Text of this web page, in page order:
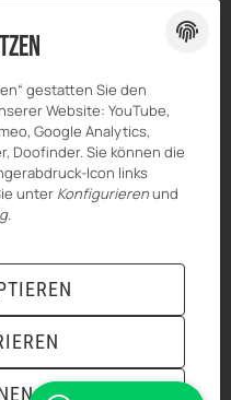
USt., zzgl.
gestatten Sie den
Website: YouTube,
Google Analytics,
Doofinder. Sie können die
Icon links
unter Konfigurierenund
.